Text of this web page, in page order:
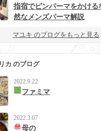
指宿でピンパーマをかける
然なメンズパーマ解説
マユキ のブログをもっと見る
カ のブログ
2022.9.22
ファミマ
2022.3.07
母の